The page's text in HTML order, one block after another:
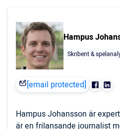
Hampus
Skribent &
[email protected]
Hampus Johansson är
är en frilansande journalist